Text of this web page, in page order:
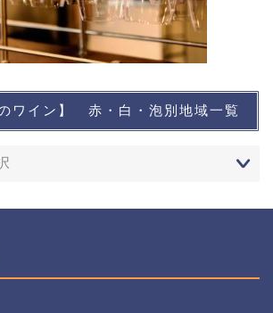
のワイン】 赤・白・泡別地域一覧
想い出に残るワイン